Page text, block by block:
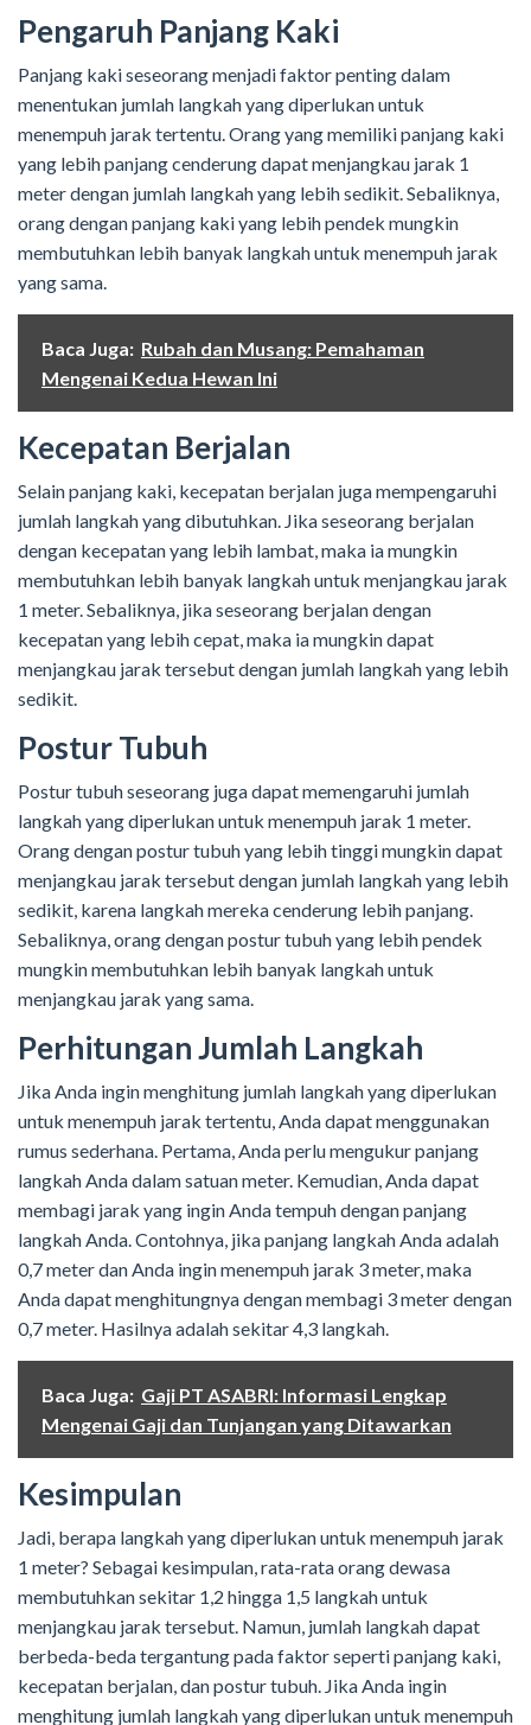
Pengaruh Panjang Kaki
Panjang kaki seseorang menjadi faktor penting dalam
menentukan jumlah langkah yang diperlukan untuk
menempuh jarak tertentu. Orang yang memiliki panjang kaki
yang lebih panjang cenderung dapat menjangkau jarak 1
meter dengan jumlah langkah yang lebih sedikit. Sebaliknya,
orang dengan panjang kaki yang lebih pendek mungkin
membutuhkan lebih banyak langkah untuk menempuh jarak
yang sama.
Baca Juga: Rubah dan Musang: Pemahaman
Mengenai Kedua Hewan Ini
Kecepatan Berjalan
Selain panjang kaki, kecepatan berjalan juga mempengaruhi
jumlah langkah yang dibutuhkan. Jika seseorang berjalan
dengan kecepatan yang lebih lambat, maka ia mungkin
membutuhkan lebih banyak langkah untuk menjangkau jarak
1 meter. Sebaliknya, jika seseorang berjalan dengan
kecepatan yang lebih cepat, maka ia mungkin dapat
menjangkau jarak tersebut dengan jumlah langkah yang lebih
sedikit.
Postur Tubuh
Postur tubuh seseorang juga dapat memengaruhi jumlah
langkah yang diperlukan untuk menempuh jarak 1 meter.
Orang dengan postur tubuh yang lebih tinggi mungkin dapat
menjangkau jarak tersebut dengan jumlah langkah yang lebih
sedikit, karena langkah mereka cenderung lebih panjang.
Sebaliknya, orang dengan postur tubuh yang lebih pendek
mungkin membutuhkan lebih banyak langkah untuk
menjangkau jarak yang sama.
Perhitungan Jumlah Langkah
Jika Anda ingin menghitung jumlah langkah yang diperlukan
untuk menempuh jarak tertentu, Anda dapat menggunakan
rumus sederhana. Pertama, Anda perlu mengukur panjang
langkah Anda dalam satuan meter. Kemudian, Anda dapat
membagi jarak yang ingin Anda tempuh dengan panjang
langkah Anda. Contohnya, jika panjang langkah Anda adalah
0,7 meter dan Anda ingin menempuh jarak 3 meter, maka
Anda dapat menghitungnya dengan membagi 3 meter dengan
0,7 meter. Hasilnya adalah sekitar 4,3 langkah.
Baca Juga: Gaji PT ASABRI: Informasi Lengkap
Mengenai Gaji dan Tunjangan yang Ditawarkan
Kesimpulan
Jadi, berapa langkah yang diperlukan untuk menempuh jarak
1 meter? Sebagai kesimpulan, rata-rata orang dewasa
membutuhkan sekitar 1,2 hingga 1,5 langkah untuk
menjangkau jarak tersebut. Namun, jumlah langkah dapat
berbeda-beda tergantung pada faktor seperti panjang kaki,
kecepatan berjalan, dan postur tubuh. Jika Anda ingin
menghitung jumlah langkah yang diperlukan untuk menempuh